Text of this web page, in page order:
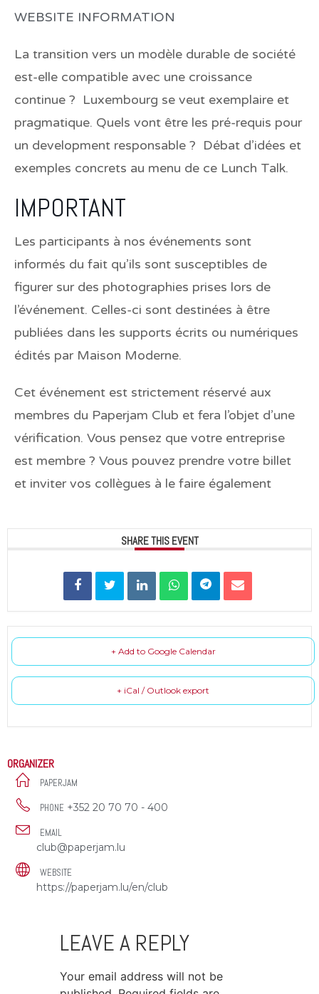
WEBSITE INFORMATION
La transition vers un modèle durable de société
est-elle compatible avec une croissance
continue ? Luxembourg se veut exemplaire et
pragmatique. Quels vont être les pré-requis pour
un development responsable ? Débat d’idées et
exemples concrets au menu de ce Lunch Talk.
IMPORTANT
Les participants à nos événements sont
informés du fait qu’ils sont susceptibles de
figurer sur des photographies prises lors de
l’événement. Celles-ci sont destinées à être
publiées dans les supports écrits ou numériques
édités par Maison Moderne.
Cet événement est strictement réservé aux
membres du Paperjam Club et fera l’objet d’une
vérification. Vous pensez que votre entreprise
est membre ? Vous pouvez prendre votre billet
et inviter vos collègues à le faire également
SHARE THIS EVENT
+ Add to Google Calendar
+ iCal / Outlook export
ORGANIZER
PAPERJAM
PHONE +352 20 70 70 - 400
EMAIL
club@paperjam.lu
WEBSITE
https://paperjam.lu/en/club
LEAVE A REPLY
Your email address will not be